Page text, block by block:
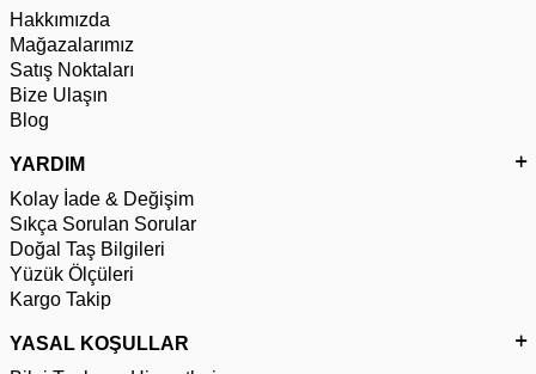
Hakkımızda
Mağazalarımız
Satış Noktaları
Bize Ulaşın
Blog
YARDIM
Kolay İade & Değişim
Sıkça Sorulan Sorular
Doğal Taş Bilgileri
Yüzük Ölçüleri
Kargo Takip
YASAL KOŞULLAR